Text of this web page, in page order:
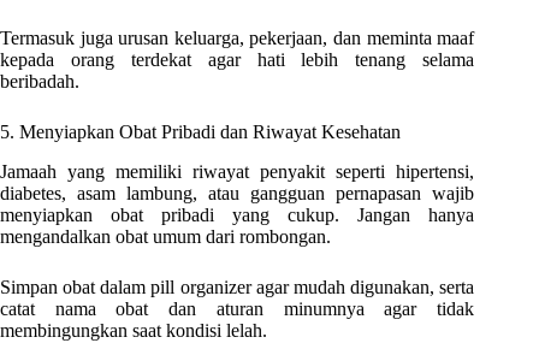
Termasuk juga urusan keluarga, pekerjaan, dan meminta maaf
kepada orang terdekat agar hati lebih tenang selama
beribadah.
5. Menyiapkan Obat Pribadi dan Riwayat Kesehatan
Jamaah yang memiliki riwayat penyakit seperti hipertensi,
diabetes, asam lambung, atau gangguan pernapasan wajib
menyiapkan obat pribadi yang cukup. Jangan hanya
mengandalkan obat umum dari rombongan.
Simpan obat dalam pill organizer agar mudah digunakan, serta
catat nama obat dan aturan minumnya agar tidak
membingungkan saat kondisi lelah.